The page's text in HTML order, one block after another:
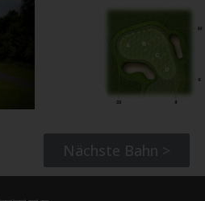
Nächste Bahn >